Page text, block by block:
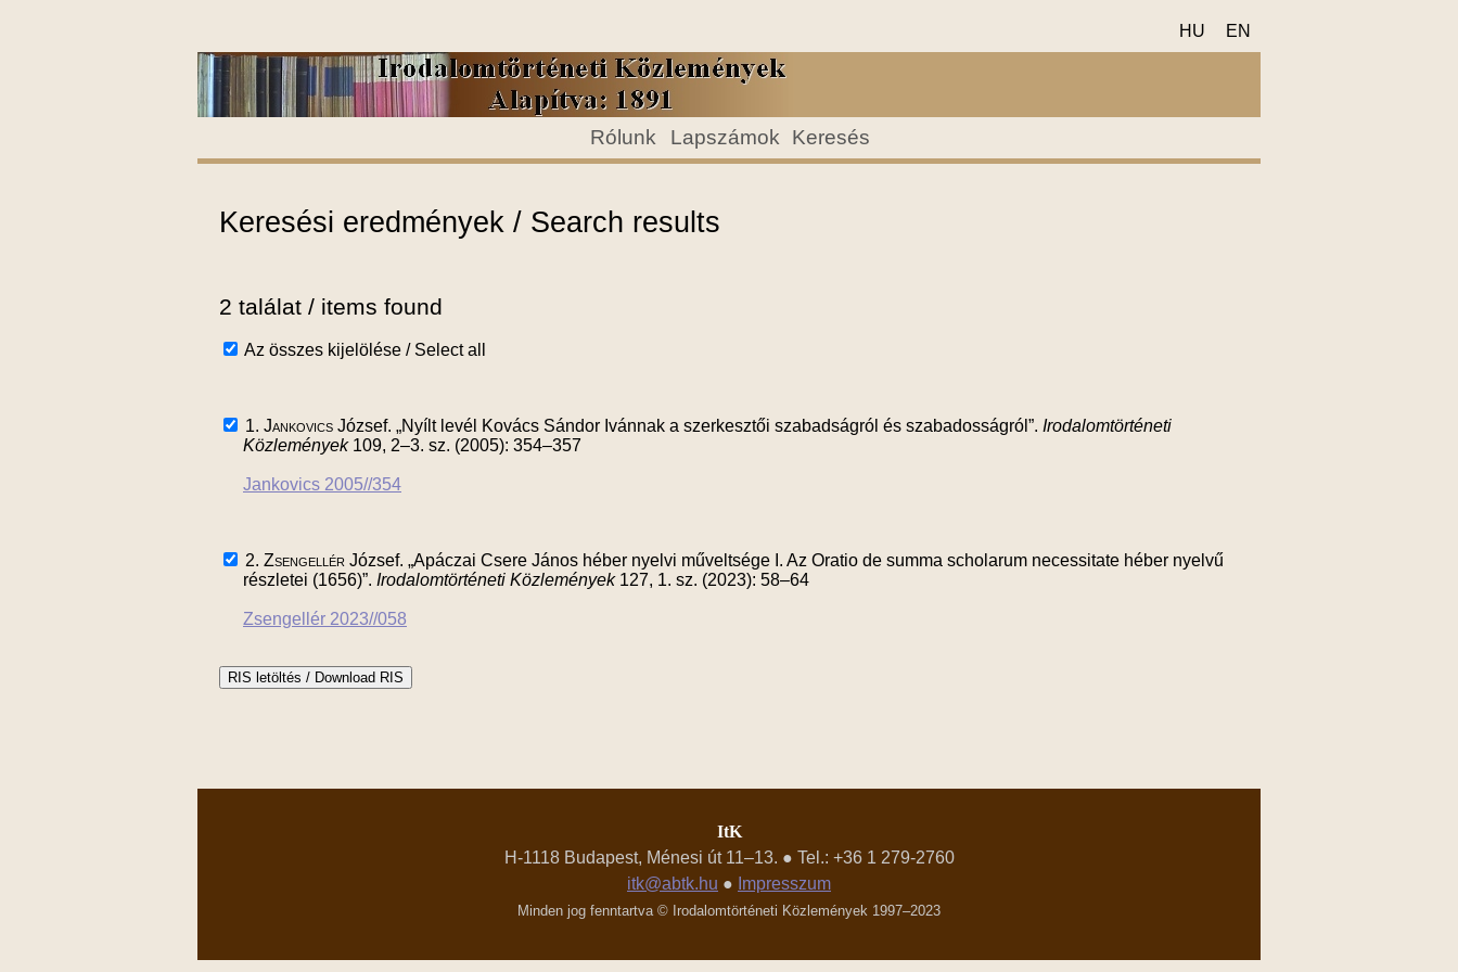
HU EN
Rólunk Lapszámok Keresés
Keresési eredmények / Search results
2 találat / items found
Az összes kijelölése / Select all
1. Jankovics József. „Nyílt levél Kovács Sándor Ivánnak a szerkesztői szabadságról és szabadosságról”. Irodalomtörténeti
Közlemények109, 2–3. sz. (2005): 354–357
Jankovics 2005//354
2. Zsengellér József. „Apáczai Csere János héber nyelvi műveltsége I. Az Oratio de summa scholarum necessitate héber nyelvű
részletei (1656)”. Irodalomtörténeti Közlemények127, 1. sz. (2023): 58–64
Zsengellér 2023//058
ItK
H-1118 Budapest, Ménesi út 11–13. ● Tel.: +36 1 279-2760
itk@abtk.hu ● Impresszum
Minden jog fenntartva © Irodalomtörténeti Közlemények 1997–2023